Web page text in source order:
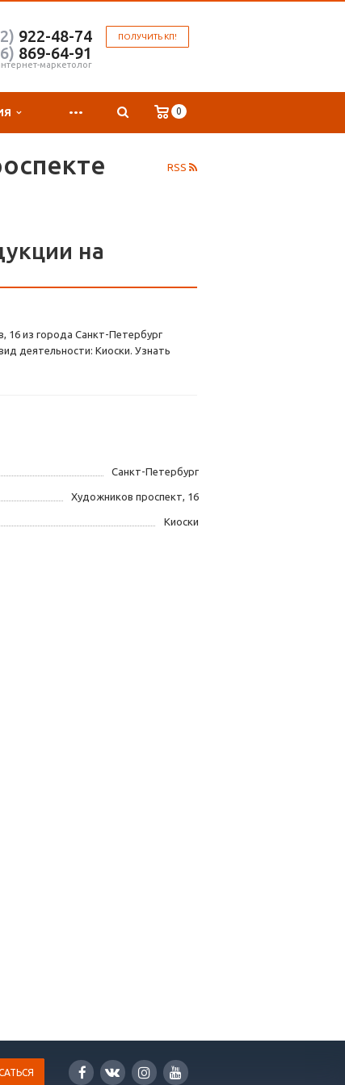
ПОЛУЧИТЬ КП!
922-48-74
869-64-91
маркетолог
... 0
RSS
на
16 из города Санкт-Петербург
деятельности: Киоски. Узнать
Санкт-Петербург
Художников проспект, 16
Киоски